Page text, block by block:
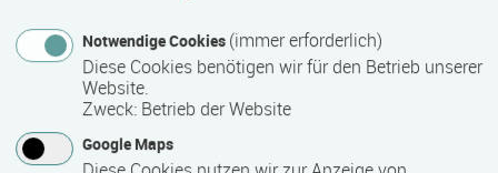
15 Monat(e)
Termin
Notwendige Cookies (immer erforderlich)
Diese Cookies benötigen wir für den Betrieb unserer
Website.
Zweck: Betrieb der Website
Google Maps